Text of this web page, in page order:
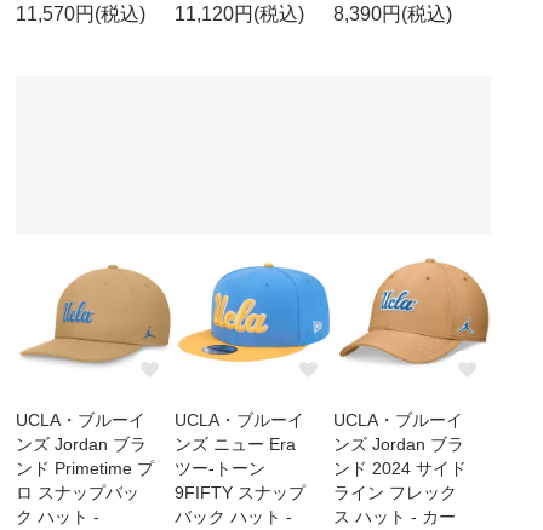
11,570円(税込) 11,120円(税込) 8,390円(税込)
UCLA・ブルーイ
ンズ Jordan ブラ
ンド Primetime プ
ロ スナップバッ
ク ハット -
UCLA・ブルーイ
ンズ ニュー Era
ツー-トーン
9FIFTY スナップ
バック ハット -
UCLA・ブルーイ
ンズ Jordan ブラ
ンド 2024 サイド
ライン フレック
ス ハット - カー